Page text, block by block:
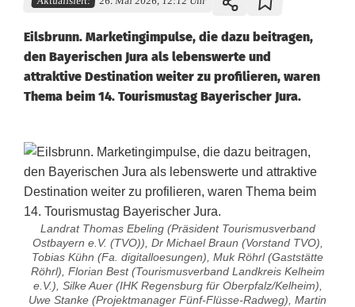
Eilsbrunn. Marketingimpulse, die dazu beitragen,
den Bayerischen Jura als lebenswerte und
attraktive Destination weiter zu profilieren, waren
Thema beim 14. Tourismustag Bayerischer Jura.
Landrat Thomas Ebeling (Präsident Tourismusverband
Ostbayern e.V. (TVO)), Dr Michael Braun (Vorstand TVO),
Tobias Kühn (Fa. digitalloesungen), Muk Röhrl (Gaststätte
Röhrl), Florian Best (Tourismusverband Landkreis Kelheim
e.V.), Silke Auer (IHK Regensburg für Oberpfalz/Kelheim),
Uwe Stanke (Projektmanager Fünf-Flüsse-Radweg), Martin